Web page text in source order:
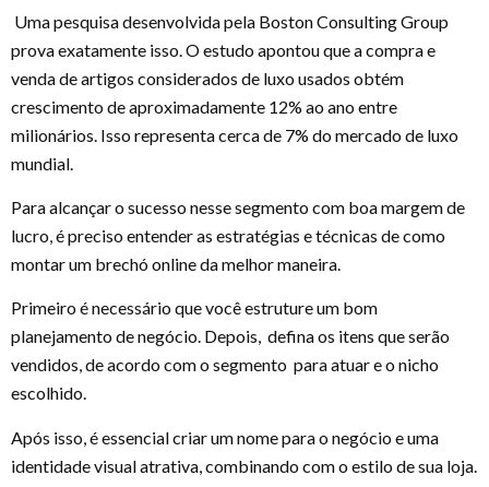
Uma pesquisa desenvolvida pela Boston Consulting Group
prova exatamente isso. O estudo apontou que a compra e
venda de artigos considerados de luxo usados obtém
crescimento de aproximadamente 12% ao ano entre
milionários. Isso representa cerca de 7% do mercado de luxo
mundial.
Para alcançar o sucesso nesse segmento com boa margem de
lucro, é preciso entender as estratégias e técnicas de como
montar um brechó online da melhor maneira.
Primeiro é necessário que você estruture um bom
planejamento de negócio. Depois, defina os itens que serão
vendidos, de acordo com o segmento para atuar e o nicho
escolhido.
Após isso, é essencial criar um nome para o negócio e uma
identidade visual atrativa, combinando com o estilo de sua loja.